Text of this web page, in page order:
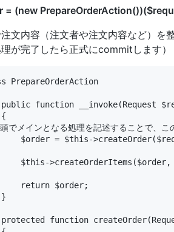
= (new
文内容（注文者や注文内容など）を
が完了したら正式にcommitします）
PrepareOrderAction
function __invoke(Request
でメインとなる処理を記述することで、こ
$order = $this-
$this->createOrderItems($order,
return $order;
function